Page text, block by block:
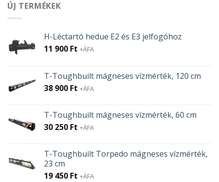
ÚJ TERMÉKEK
H-Léctartó hedue E2 és E3 jelfogóhoz
11 900 Ft +ÁFA
T-Toughbuilt mágneses vízmérték, 120 cm
38 900 Ft +ÁFA
T-Toughbuilt mágneses vízmérték, 60 cm
30 250 Ft +ÁFA
T-Toughbuilt Torpedo mágneses vízmérték,
23 cm
19 450 Ft +ÁFA